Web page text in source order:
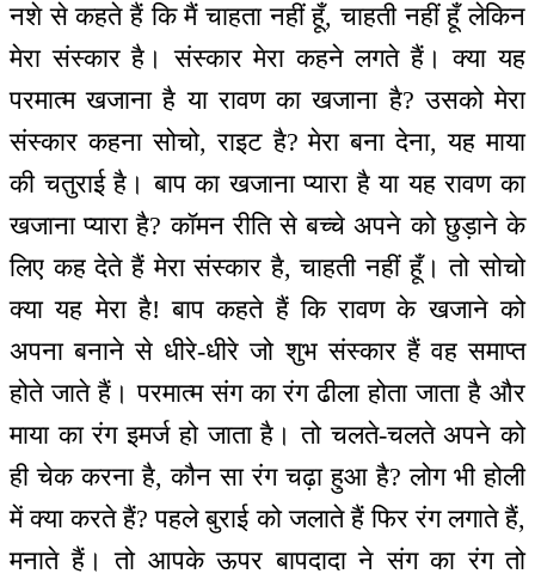
नशे से कहते हैं कि मैं चाहता नहीं हूँ, चाहती नहीं हूँ लेकिन
मेरा संस्कार है। संस्कार मेरा कहने लगते हैं। क्या यह
परमात्म खजाना है या रावण का खजाना है? उसको मेरा
संस्कार कहना सोचो, राइट है? मेरा बना देना, यह माया
की चतुराई है। बाप का खजाना प्यारा है या यह रावण का
खजाना प्यारा है? कॉमन रीति से बच्चे अपने को छुड़ाने के
लिए कह देते हैं मेरा संस्कार है, चाहती नहीं हूँ। तो सोचो
क्या यह मेरा है! बाप कहते हैं कि रावण के खजाने को
अपना बनाने से धीरे-धीरे जो शुभ संस्कार हैं वह समाप्त
होते जाते हैं। परमात्म संग का रंग ढीला होता जाता है और
माया का रंग इमर्ज हो जाता है। तो चलते-चलते अपने को
ही चेक करना है, कौन सा रंग चढ़ा हुआ है? लोग भी होली
में क्या करते हैं? पहले बुराई को जलाते हैं फिर रंग लगाते हैं,
मनाते हैं। तो आपके ऊपर बापदादा ने संग का रंग तो